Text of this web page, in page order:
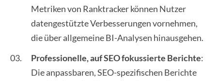
Metriken von Ranktracker können Nutzer
datengestützte Verbesserungen vornehmen,
die über allgemeine BI-Analysen hinausgehen.
Professionelle, auf SEO fokussierte Berichte:
Die anpassbaren, SEO-spezifischen Berichte